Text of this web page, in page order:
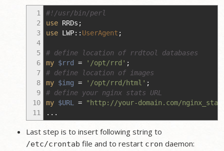
1
2
3
4
5
6
7
8
9
10
11
#!/usr/bin/perl
use RRDs ;
use LWP:: UserAgent ;
# define location of rrdtool databases
my $rrd = '/opt/rrd' ;
# define location of images
my $img = '/opt/rrd/html' ;
# define your nginx stats URL
my $URL =
"http://your-domain.com/
...
Last step is to insert following string to
/etc/crontab file and to restart cron daemon: